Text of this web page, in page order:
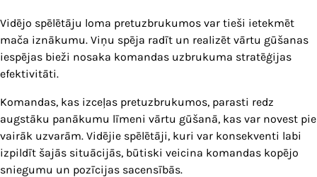
Vidējo spēlētāju loma pretuzbrukumos var tieši ietekmēt
mača iznākumu. Viņu spēja radīt un realizēt vārtu gūšanas
iespējas bieži nosaka komandas uzbrukuma stratēģijas
efektivitāti.
Komandas, kas izceļas pretuzbrukumos, parasti redz
augstāku panākumu līmeni vārtu gūšanā, kas var novest pie
vairāk uzvarām. Vidējie spēlētāji, kuri var konsekventi labi
izpildīt šajās situācijās, būtiski veicina komandas kopējo
sniegumu un pozīcijas sacensībās.